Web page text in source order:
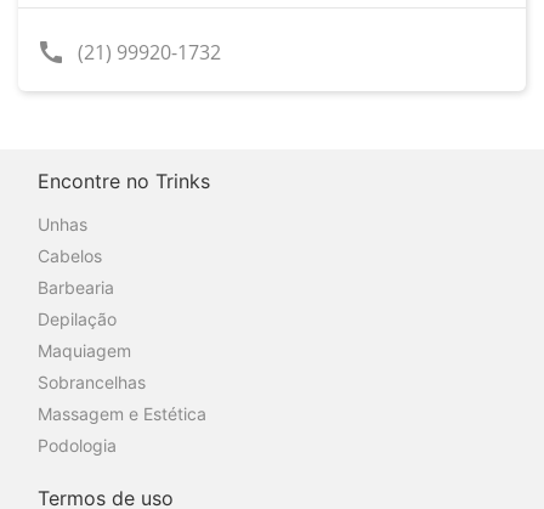
call (21) 99920-1732
Encontre no Trinks
Unhas
Cabelos
Barbearia
Depilação
Maquiagem
Sobrancelhas
Massagem e Estética
Podologia
Termos de uso